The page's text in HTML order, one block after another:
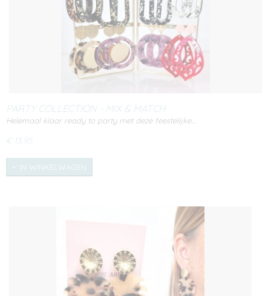
PARTY COLLECTION - MIX & MATCH
Helemaal klaar ready to party met deze feestelijke…
€ 13,95
IN WINKELWAGEN